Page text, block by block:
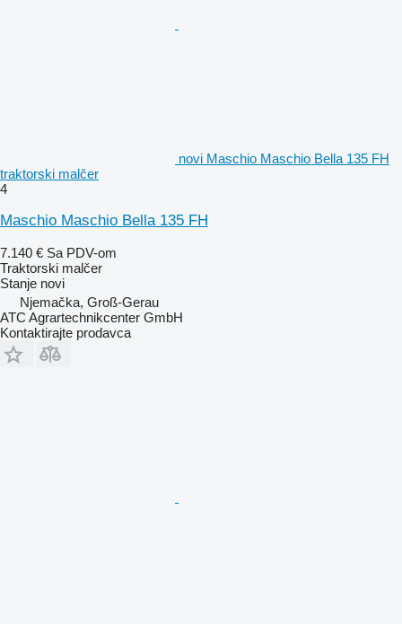
novi Maschio Maschio Bella 135 FH
traktorski malčer
4
Maschio Maschio Bella 135 FH
7.140 € Sa PDV-om
Traktorski malčer
Stanje novi
Njemačka, Groß-Gerau
ATC Agrartechnikcenter GmbH
Kontaktirajte prodavca